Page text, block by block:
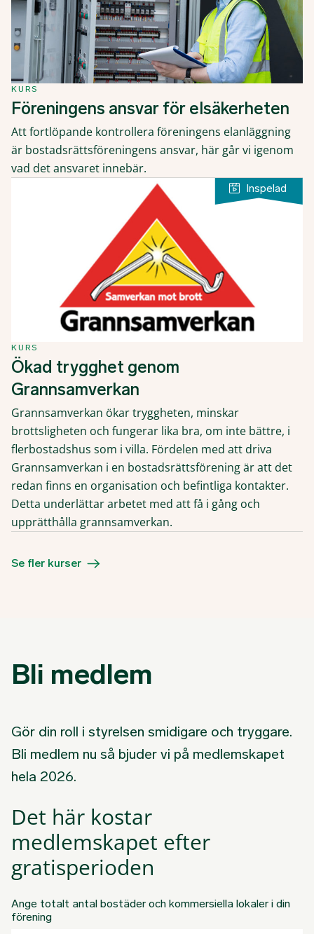
KURS
Föreningens ansvar för elsäkerheten
Att fortlöpande kontrollera föreningens elanläggning
är bostadsrättsföreningens ansvar, här går vi igenom
vad det ansvaret innebär.
KURS
Ökad trygghet genom
Grannsamverkan
Grannsamverkan ökar tryggheten, minskar
brottsligheten och fungerar lika bra, om inte bättre, i
flerbostadshus som i villa. Fördelen med att driva
Grannsamverkan i en bostadsrättsförening är att det
redan finns en organisation och befintliga kontakter.
Detta underlättar arbetet med att få i gång och
upprätthålla grannsamverkan.
Se fler kurser
Bli medlem
Gör din roll i styrelsen smidigare och tryggare.
Bli medlem nu så bjuder vi på medlemskapet
hela 2026.
Det här kostar
medlemskapet efter
gratisperioden
Ange totalt antal bostäder och kommersiella lokaler i din
förening